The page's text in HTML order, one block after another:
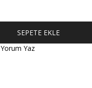
Yorum Yaz